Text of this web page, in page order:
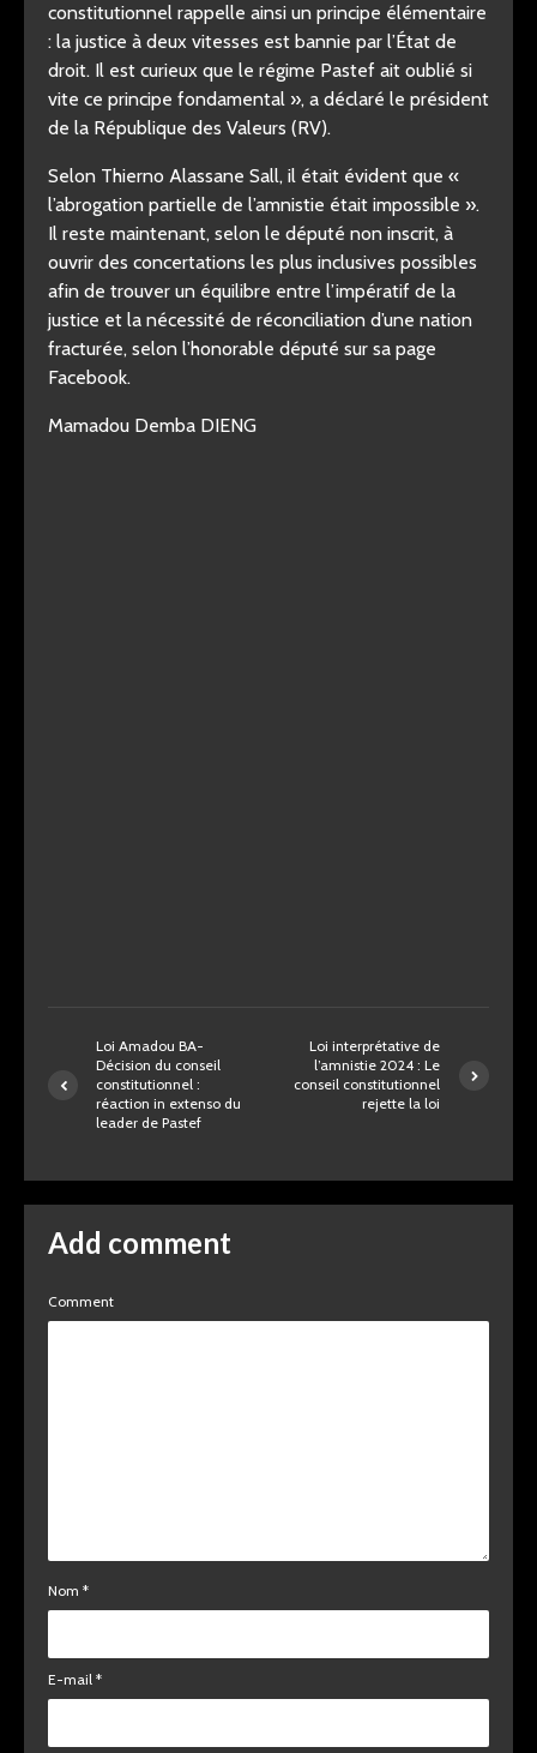
constitutionnel rappelle ainsi un principe élémentaire
: la justice à deux vitesses est bannie par l’État de
droit. Il est curieux que le régime Pastef ait oublié si
vite ce principe fondamental », a déclaré le président
de la République des Valeurs (RV).
Selon Thierno Alassane Sall, il était évident que «
l’abrogation partielle de l’amnistie était impossible ».
Il reste maintenant, selon le député non inscrit, à
ouvrir des concertations les plus inclusives possibles
afin de trouver un équilibre entre l’impératif de la
justice et la nécessité de réconciliation d’une nation
fracturée, selon l’honorable député sur sa page
Facebook.
Mamadou Demba DIENG
Loi Amadou BA-
Décision du conseil
constitutionnel :
réaction in extenso du
leader de Pastef
Loi interprétative de
l’amnistie 2024 : Le
conseil constitutionnel
rejette la loi
Add comment
Comment
Nom *
E-mail *